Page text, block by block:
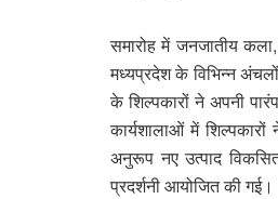
समारोह में जनजातीय
मध्यप्रदेश के विभिन्न
के शिल्पकारों ने अपनी
कार्यशालाओं में
अनुरूप नए उत्पाद
प्रदर्शनी आयोजित की गई।